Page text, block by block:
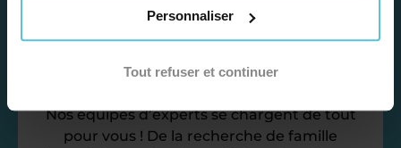
Personnaliser
Tout refuser et continuer
administratives
Nos équipes d’experts se chargent de tout
pour vous ! De la recherche de famille